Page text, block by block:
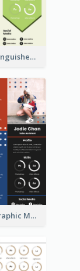
Green Distinguished Resume
Dark Infographic Marketing Assistant Resume